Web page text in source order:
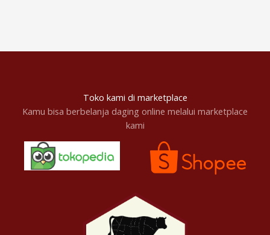
Toko kami di marketplace
Kamu bisa berbelanja daging online melalui marketplace
kami